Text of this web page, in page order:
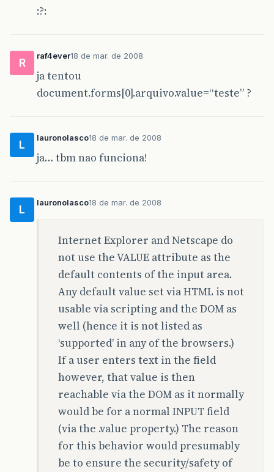
:?:
R
raf4ever18 de mar. de 2008
ja tentou
document.forms[0].arquivo.value=“teste” ?
L
lauronolasco18 de mar. de 2008
ja… tbm nao funciona!
L
lauronolasco18 de mar. de 2008
Internet Explorer and Netscape do
not use the VALUE attribute as the
default contents of the input area.
Any default value set via HTML is not
usable via scripting and the DOM as
well (hence it is not listed as
‘supported’ in any of the browsers.)
If a user enters text in the field
however, that value is then
reachable via the DOM as it normally
would be for a normal INPUT field
(via the .value property.) The reason
for this behavior would presumably
be to ensure the security/safety of